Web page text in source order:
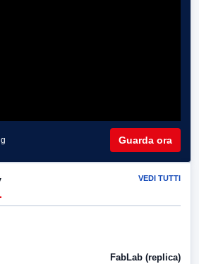
Guarda ora
VEDI TUTTI
FabLab (replica)